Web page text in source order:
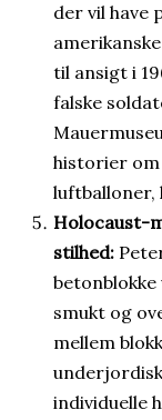
der vil have
til ansigt i
falske
historier
luftballoner,
Holocaust-
stilhed:
smukt og
mellem
individuelle